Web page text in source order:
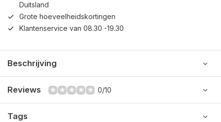
Duitsland
Grote hoeveelheidskortingen
Klantenservice van 08.30 -19.30
Beschrijving
Reviews 0/10
Tags